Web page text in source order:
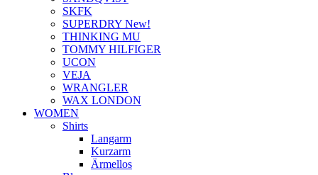
SKFK
SUPERDRY New!
THINKING MU
TOMMY HILFIGER
UCON
VEJA
WRANGLER
WAX LONDON
WOMEN
Shirts
Langarm
Kurzarm
Ärmellos